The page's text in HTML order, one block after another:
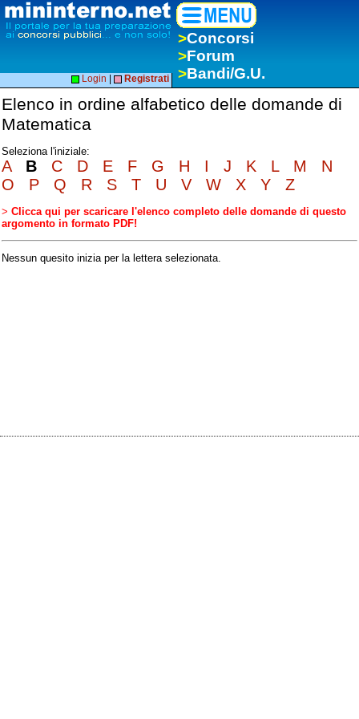
>Concorsi
>Forum
>Bandi/G.U.
Login Registrati
Elenco in ordine alfabetico delle domande di
Matematica
Seleziona l'iniziale:
A B C D E F G H I J K L M
N
O
P Q R S T U V W X Y Z
> Clicca qui per scaricare l'elenco completo delle domande di questo
argomento in formato PDF!
Nessun quesito inizia per la lettera selezionata.